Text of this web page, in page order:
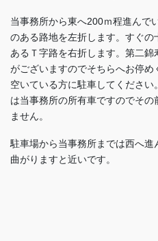
当事務所から東へ200ｍ程進んで
のある路地を左折します。すぐ
あるＴ字路を右折します。第二
がございますのでそちらへお停
空いている方に駐車してくださ
は当事務所の所有車ですのでその
ません。
駐車場から当事務所までは西へ
曲がりますと近いです。